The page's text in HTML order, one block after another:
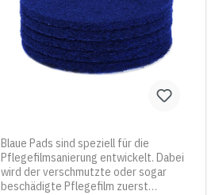
Blaue Pads sind speziell für die
Pflegefilmsanierung entwickelt. Dabei
wird der verschmutzte oder sogar
beschädigte Pflegefilm zuerst